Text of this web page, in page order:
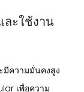
ละใช้งาน
มีความมั่นคงสูง
เพื่อความ